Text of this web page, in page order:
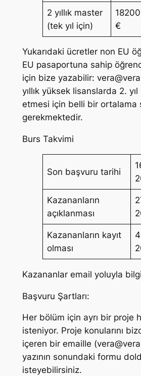
2 yıllık master
(tek yıl için)
18200
€
Yukarıdaki ücretler non EU
EU pasaportuna sahip
için bize yazabilir:
yıllık yüksek lisanslarda 2.
etmesi için belli bir ortalama
gerekmektedir.
Burs Takvimi
Son başvuru tarihi
Kazananların
açıklanması
Kazananların kayıt
olması
Kazananlar email yoluyla
Başvuru Şartları:
Her bölüm için ayrı bir proje
isteniyor. Proje konularını
içeren bir emaille (
yazının sonundaki formu
isteyebilirsiniz.